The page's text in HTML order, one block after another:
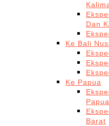
Dan
Ke Bali
Ke Papua
Papua
Barat